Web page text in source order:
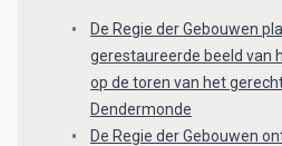
De Regie der Gebouwen
gerestaureerde beeld van
op de toren van het
Dendermonde
De Regie der Gebouwen